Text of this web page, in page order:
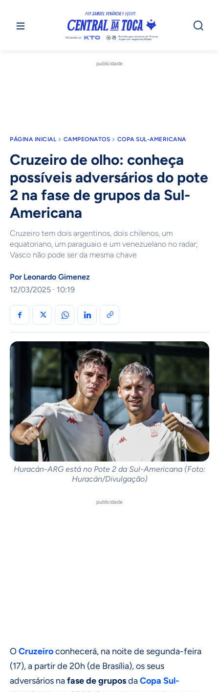
publicidade
PÁGINA INICIAL CAMPEONATOS COPA SUL-AMERICANA
Cruzeiro de olho: conheça
possíveis adversários do pote
2 na fase de grupos da Sul-
Americana
Cruzeiro tem dois argentinos, dois chilenos, um
equatoriano, um paraguaio e um venezuelano no radar;
Vasco não pode ser da mesma chave
Por Leonardo Gimenez
12/03/2025 · 10:19
Huracán-ARG está no Pote 2 da Sul-Americana (Foto:
Huracán/Divulgação)
publicidade
OCruzeiroconhecerá, na noite de segunda-feira
(17), a partir de 20h (de Brasília), os seus
adversários nafase de gruposdaCopa Sul-